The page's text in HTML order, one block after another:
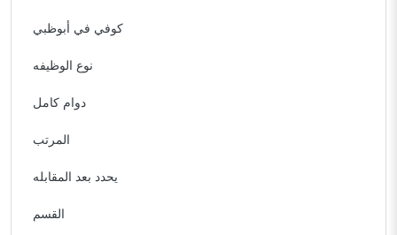
كوفي في أبوظبي
نوع الوظيفه
دوام كامل
المرتب
يحدد بعد المقابله
القسم